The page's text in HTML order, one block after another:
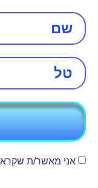
אני מאשר/ת